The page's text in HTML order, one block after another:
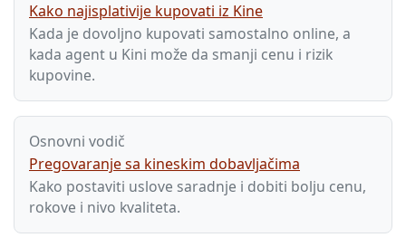
Kako najisplativije kupovati iz Kine
Kada je dovoljno kupovati samostalno online, a
kada agent u Kini može da smanji cenu i rizik
kupovine.
Osnovni vodič
Pregovaranje sa kineskim dobavljačima
Kako postaviti uslove saradnje i dobiti bolju cenu,
rokove i nivo kvaliteta.